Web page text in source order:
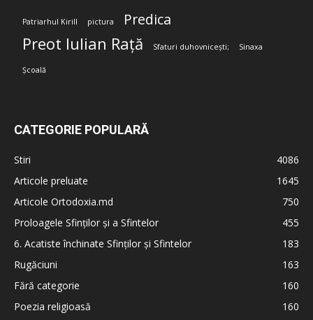
Patriarhul Kirill pictura Predica
Preot Iulian Rață Sfaturi duhovnicești; Sinaxa
Școală
CATEGORIE POPULARĂ
Stiri
4086
Articole preluate
1645
Articole Ortodoxia.md
750
Proloagele Sfinților și a Sfintelor
455
6. Acatiste închinate Sfinților și Sfintelor
183
Rugăciuni
163
Fără categorie
160
Poezia religioasă
160